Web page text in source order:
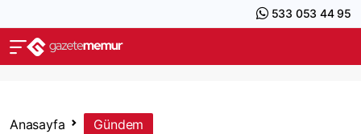
533 053 44 95
Anasayfa Gündem